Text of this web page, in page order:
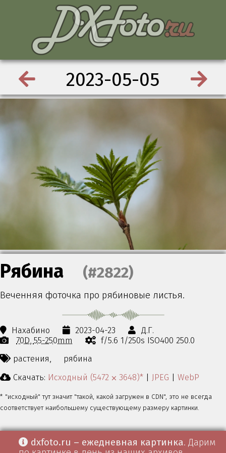
2023-05-05
Рябина (#2822)
Веченняя фоточка про рябиновые листья.
Нахабино 2023-04-23
Д.Г.
70D 55-250mm
f/5.6 1/250s ISO400 250.0
растения,
рябина
Скачать: Исходный (5472 ⨉ 3648)* JPEG WebP
* "исходный" тут значит "такой, какой загружен в CDN", это не всегда
соответствует наибольшему существующему размеру картинки.
dxfoto.ru – ежедневная картинка. Дарим